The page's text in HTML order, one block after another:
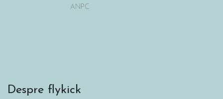
ANPC
Despre flykick